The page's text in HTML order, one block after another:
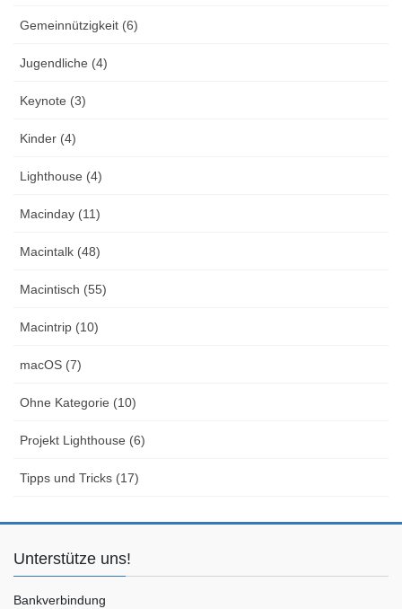
Gemeinnützigkeit (6)
Jugendliche (4)
Keynote (3)
Kinder (4)
Lighthouse (4)
Macinday (11)
Macintalk (48)
Macintisch (55)
Macintrip (10)
macOS (7)
Ohne Kategorie (10)
Projekt Lighthouse (6)
Tipps und Tricks (17)
Unterstütze uns!
Bankverbindung